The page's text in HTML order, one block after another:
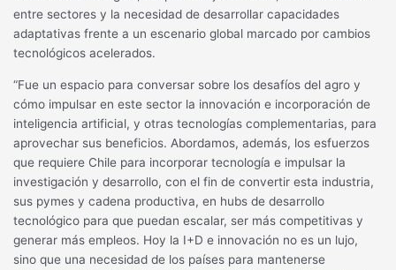
entre sectores y la necesidad de desarrollar capacidades
adaptativas frente a un escenario global marcado por cambios
tecnológicos acelerados.
“Fue un espacio para conversar sobre los desafíos del agro y
cómo impulsar en este sector la innovación e incorporación de
inteligencia artificial, y otras tecnologías complementarias, para
aprovechar sus beneficios. Abordamos, además, los esfuerzos
que requiere Chile para incorporar tecnología e impulsar la
investigación y desarrollo, con el fin de convertir esta industria,
sus pymes y cadena productiva, en hubs de desarrollo
tecnológico para que puedan escalar, ser más competitivas y
generar más empleos. Hoy la I+D e innovación no es un lujo,
sino que una necesidad de los países para mantenerse